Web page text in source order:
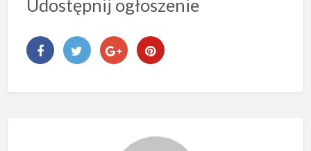
Udostępnij ogłoszenie